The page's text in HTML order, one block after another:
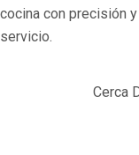
cocina con precisión
servicio.
Cerca